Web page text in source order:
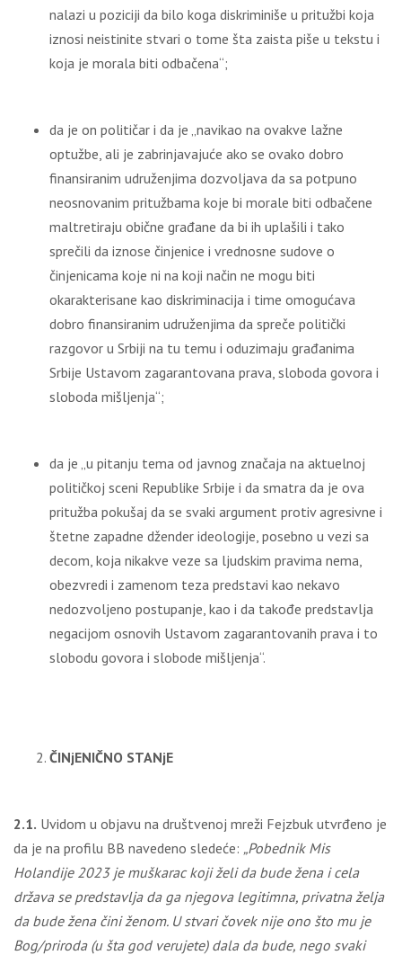
nalazi u poziciji da bilo koga diskriminiše u pritužbi koja
iznosi neistinite stvari o tome šta zaista piše u tekstu i
koja je morala biti odbačena“;
da je on političar i da je „navikao na ovakve lažne
optužbe, ali je zabrinjavajuće ako se ovako dobro
finansiranim udruženjima dozvoljava da sa potpuno
neosnovanim pritužbama koje bi morale biti odbačene
maltretiraju obične građane da bi ih uplašili i tako
sprečili da iznose činjenice i vrednosne sudove o
činjenicama koje ni na koji način ne mogu biti
okarakterisane kao diskriminacija i time omogućava
dobro finansiranim udruženjima da spreče politički
razgovor u Srbiji na tu temu i oduzimaju građanima
Srbije Ustavom zagarantovana prava, sloboda govora i
sloboda mišljenja“;
da je „u pitanju tema od javnog značaja na aktuelnoj
političkoj sceni Republike Srbije i da smatra da je ova
pritužba pokušaj da se svaki argument protiv agresivne i
štetne zapadne džender ideologije, posebno u vezi sa
decom, koja nikakve veze sa ljudskim pravima nema,
obezvredi i zamenom teza predstavi kao nekavo
nedozvoljeno postupanje, kao i da takođe predstavlja
negacijom osnovih Ustavom zagarantovanih prava i to
slobodu govora i slobode mišljenja“.
ČINjENIČNO STANjE
2.1. Uvidom u objavu na društvenoj mreži Fejzbuk utvrđeno je
da je na profilu BB navedeno sledeće: „Pobednik Mis
Holandije 2023 je muškarac koji želi da bude žena i cela
država se predstavlja da ga njegova legitimna, privatna želja
da bude žena čini ženom. U stvari čovek nije ono što mu je
Bog/priroda (u šta god verujete) dala da bude, nego svaki